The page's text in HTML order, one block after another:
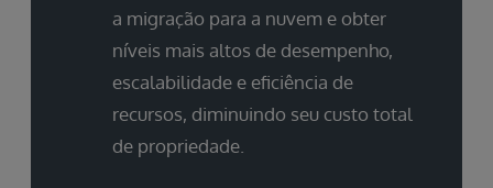
a migração para a nuvem e obter
níveis mais altos de desempenho,
escalabilidade e eficiência de
recursos, diminuindo seu custo total
de propriedade.